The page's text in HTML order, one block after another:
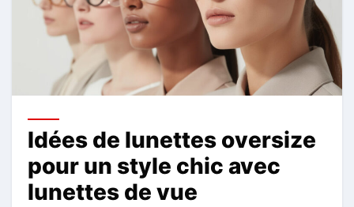
Idées de lunettes oversize
pour un style chic avec
lunettes de vue